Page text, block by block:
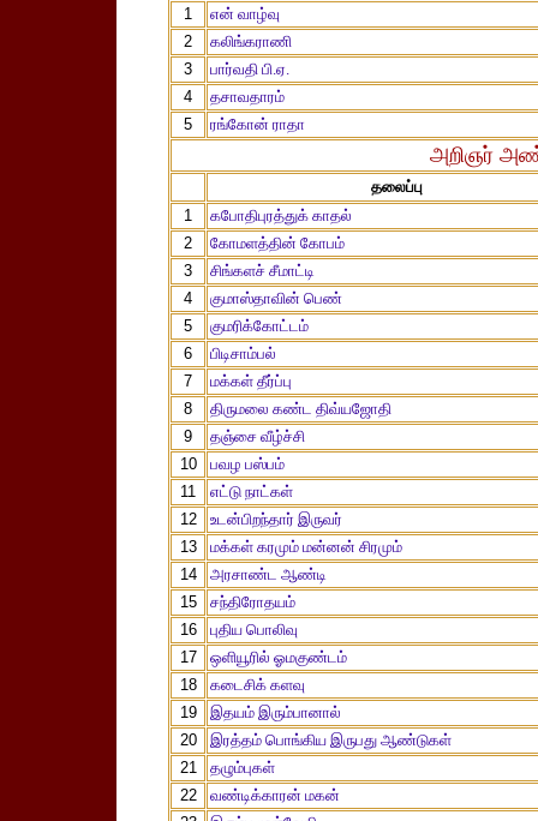
1
என் வாழ்வு
2
கலிங்கராணி
3
பார்வதி பி.ஏ.
4
தசாவதாரம்
5
ரங்கோன் ராதா
அறிஞர்
தலைப்பு
1
கபோதிபுரத்துக் காதல்
2
கோமளத்தின் கோபம்
3
சிங்களச் சீமாட்டி
4
குமாஸ்தாவின் பெண்
5
குமரிக்கோட்டம்
6
பிடிசாம்பல்
7
மக்கள் தீர்ப்பு
8
திருமலை கண்ட திவ்யஜோதி
9
தஞ்சை வீழ்ச்சி
10
பவழ பஸ்பம்
11
எட்டு நாட்கள்
12
உடன்பிறந்தார் இருவர்
13
மக்கள் கரமும் மன்னன் சிரமும்
14
அரசாண்ட ஆண்டி
15
சந்திரோதயம்
16
புதிய பொலிவு
17
ஒளியூரில் ஓமகுண்டம்
18
கடைசிக் களவு
19
இதயம் இரும்பானால்
20
இரத்தம் பொங்கிய இருபது ஆண்டுகள்
21
தழும்புகள்
22
வண்டிக்காரன் மகன்